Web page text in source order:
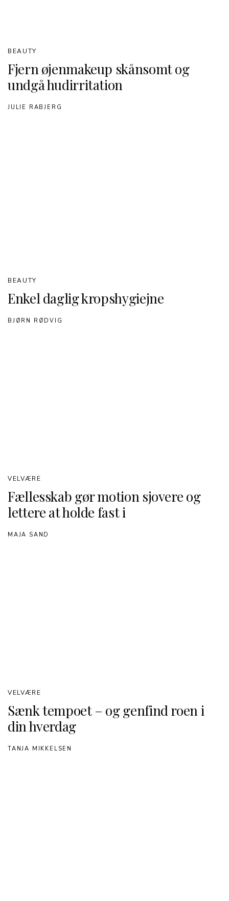
Fjern øjenmakeup skånsomt og
undgå hudirritation
BEAUTY
JULIE RABJERG
Enkel daglig kropshygiejne
BEAUTY
BJØRN RØDVIG
Fællesskab gør motion sjovere og
lettere at holde fast i
VELVÆRE
MAJA SAND
Sænk tempoet – og genfind roen i
din hverdag
VELVÆRE
TANJA MIKKELSEN